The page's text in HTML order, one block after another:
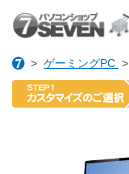
> ゲーミングPC >